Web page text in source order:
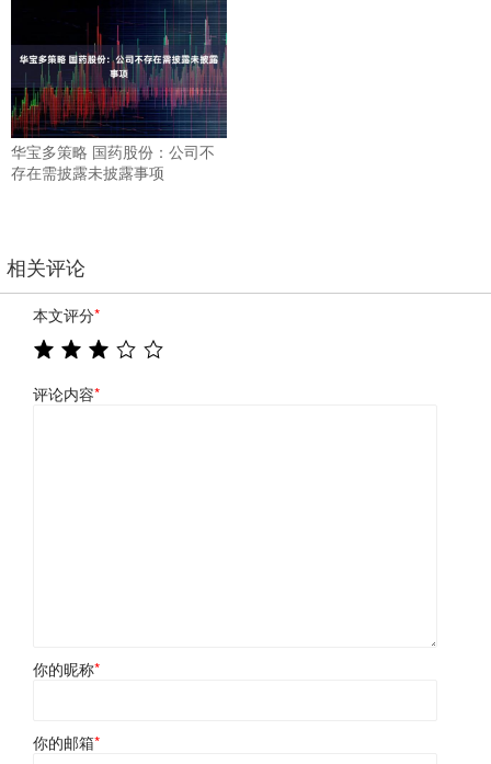
华宝多策略 国药股份：公司不
存在需披露未披露事项
相关评论
本文评分*
评论内容*
你的昵称*
你的邮箱*